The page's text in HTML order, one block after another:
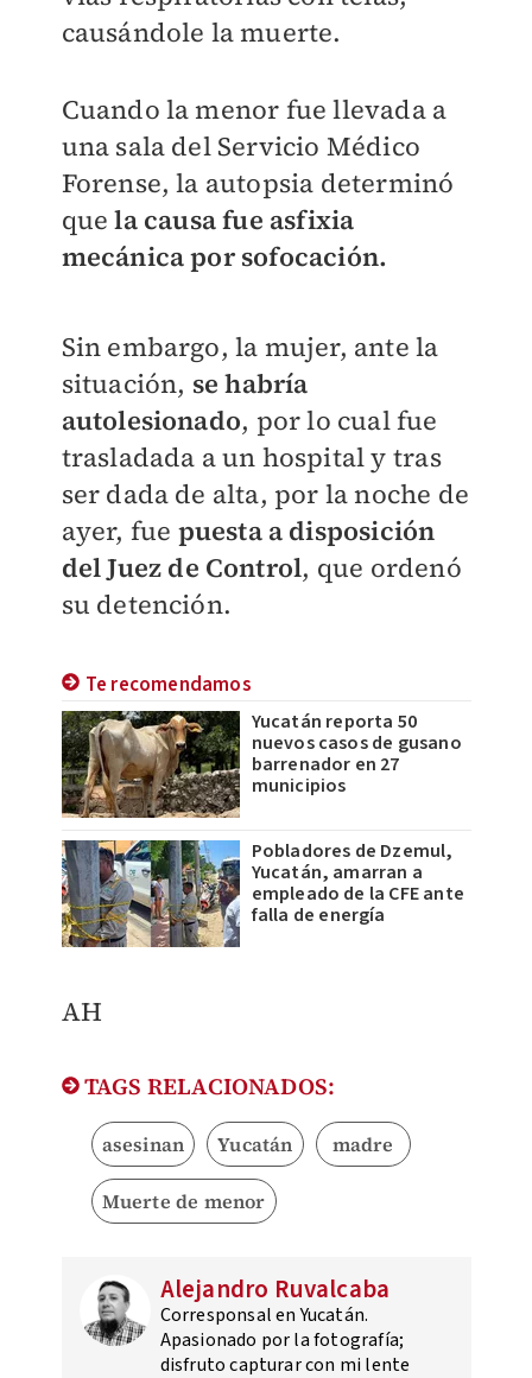
causándole la muerte.
Cuando la menor fue llevada a
una sala del Servicio Médico
Forense, la autopsia determinó
quela causa fue asfixia
mecánica por sofocación.
Sin embargo, la mujer, ante la
situación, se habría
autolesionado, por lo cual fue
trasladada a un hospital y tras
ser dada de alta, por la noche de
ayer, fue puesta a disposición
del Juez de Control, que ordenó
su detención.
Te recomendamos
Yucatán reporta 50
nuevos casos de gusano
barrenador en 27
municipios
Pobladores de Dzemul,
Yucatán, amarran a
empleado de la CFE ante
falla de energía
AH
TAGS RELACIONADOS:
asesinan Yucatán madre
Muerte de menor
Alejandro Ruvalcaba
Corresponsal en Yucatán.
Apasionado por la fotografía;
disfruto capturar con mi lente